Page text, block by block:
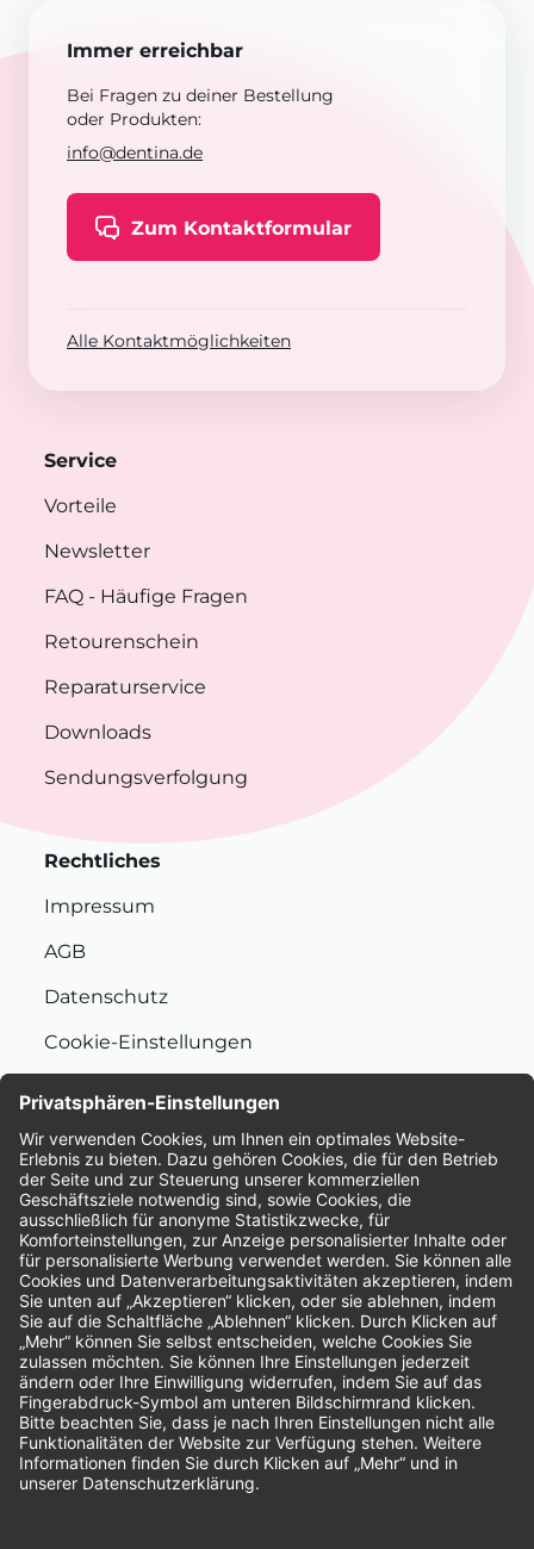
Immer erreichbar
Bei Fragen zu deiner Bestellung
oder Produkten:
info@dentina.de
Zum Kontaktformular
Alle Kontaktmöglichkeiten
Service
Vorteile
Newsletter
FAQ - Häufige Fragen
Retourenschein
Reparaturservice
Downloads
Sendungsverfolgung
Rechtliches
Impressum
AGB
Datenschutz
Cookie-Einstellungen
Bewertungen